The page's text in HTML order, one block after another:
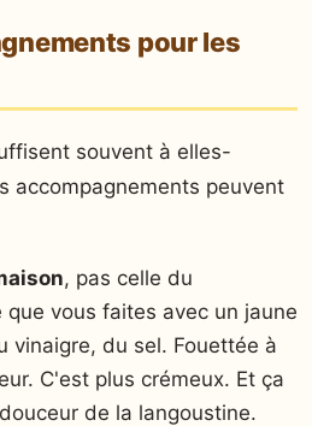
pour les
souvent à elles-
accompagnements peuvent
, pas celle du
que vous faites avec un jaune
du sel. Fouettée à
C'est plus crémeux. Et ça
de la langoustine.